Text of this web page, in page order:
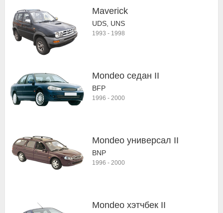
Maverick
UDS, UNS
1993 - 1998
Mondeo седан II
BFP
1996 - 2000
Mondeo универсал II
BNP
1996 - 2000
Mondeo хэтчбек II